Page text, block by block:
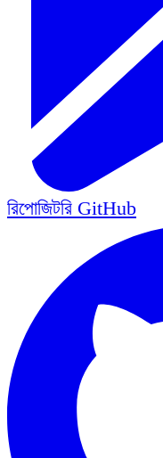
রিপোজিটরি GitHub